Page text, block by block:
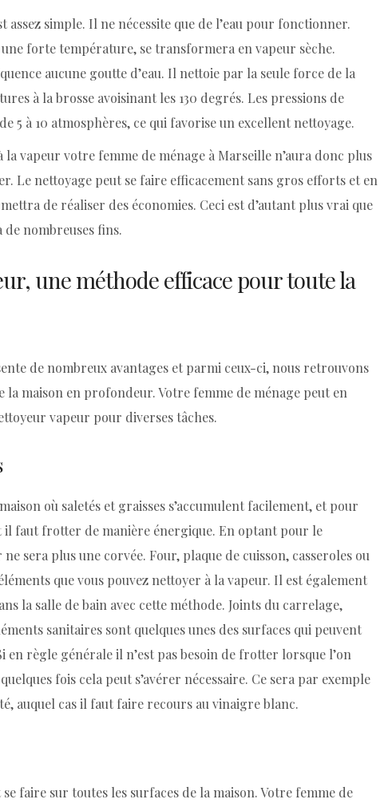
assez simple. Il ne nécessite que de l’eau pour fonctionner.
une forte température, se transformera en vapeur sèche.
aucune goutte d’eau. Il nettoie par la seule force de la
à la brosse avoisinant les 130 degrés. Les pressions de
5 à 10 atmosphères, ce qui favorise un excellent nettoyage.
vapeur votre femme de ménage à Marseille n’aura donc plus
Le nettoyage peut se faire efficacement sans gros efforts et en
de réaliser des économies. Ceci est d’autant plus vrai que
nombreuses fins.
une méthode efficace pour toute la
de nombreux avantages et parmi ceux-ci, nous retrouvons
maison en profondeur. Votre femme de ménage peut en
vapeur pour diverses tâches.
où saletés et graisses s’accumulent facilement, et pour
il faut frotter de manière énergique. En optant pour le
sera plus une corvée. Four, plaque de cuisson, casseroles ou
que vous pouvez nettoyer à la vapeur. Il est également
la salle de bain avec cette méthode. Joints du carrelage,
sanitaires sont quelques unes des surfaces qui peuvent
en règle générale il n’est pas besoin de frotter lorsque l’on
fois cela peut s’avérer nécessaire. Ce sera par exemple
auquel cas il faut faire recours au vinaigre blanc.
faire sur toutes les surfaces de la maison. Votre femme de